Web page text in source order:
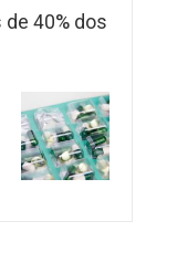
de 40% dos